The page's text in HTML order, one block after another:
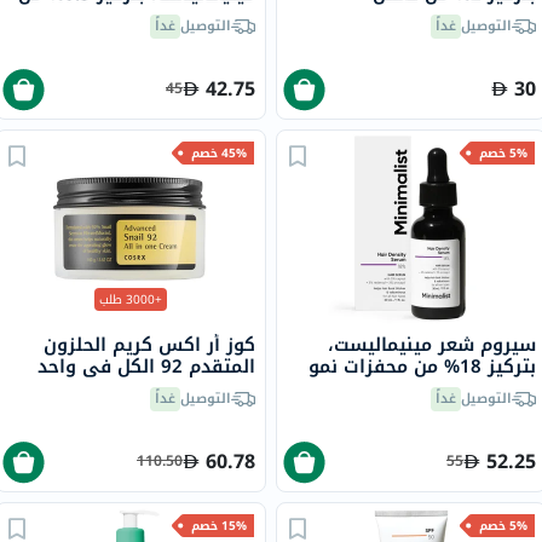
الساليسيليك + ليبو
هيدروكسي، 100 مل
التوصيلغداً
30
السيراميدات، 50 جرام
التوصيلغداً
42.75
45
5% خصم
سيروم شعر مينيماليست،
بتركيز 18% من محفزات نمو
الشعر، 30 مل
التوصيلغداً
52.25
55
45% خصم
+3000 طلب
كوز أر اكس كريم الحلزون
المتقدم 92 الكل في واحد
100 ملالتوصيلغداً
60.78
110.50
5% خصم 15% خصم